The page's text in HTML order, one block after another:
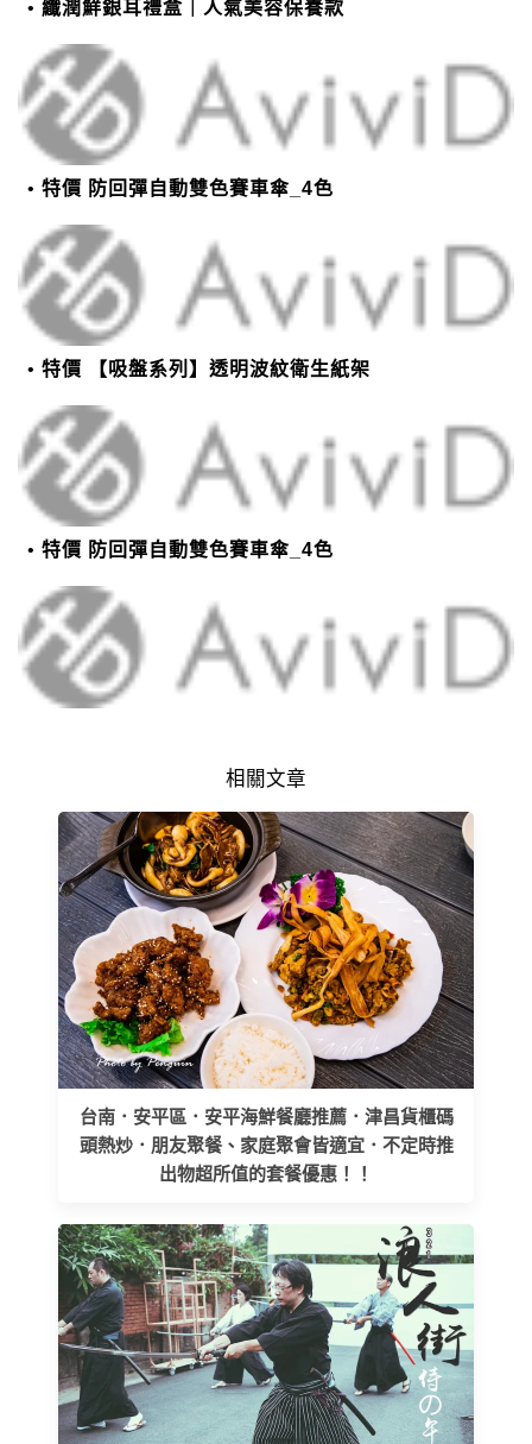
纖潤鮮銀耳禮盒｜人氣美容保養款
特價 防回彈自動雙色賽車傘_4色
特價 【吸盤系列】透明波紋衛生紙架
特價 防回彈自動雙色賽車傘_4色
相關文章
台南．安平區．安平海鮮餐廳推薦．津昌貨櫃碼
頭熱炒．朋友聚餐、家庭聚會皆適宜．不定時推
出物超所值的套餐優惠！！